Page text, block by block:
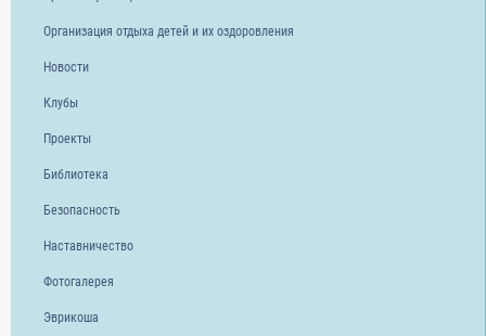
Организация отдыха детей и их оздоровления
Новости
Клубы
Проекты
Библиотека
Безопасность
Наставничество
Фотогалерея
Эврикоша